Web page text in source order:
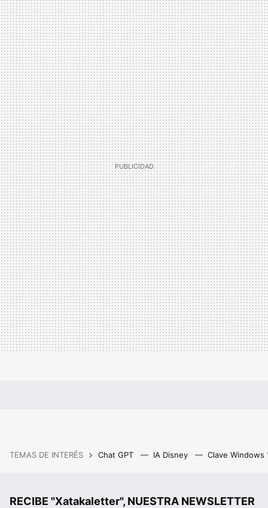
TEMAS DE INTERÉS Chat GPT IA Disney Clave Windows
RECIBE "Xatakaletter", NUESTRA NEWSLETTER